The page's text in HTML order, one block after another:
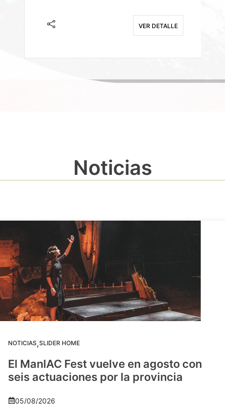
VER DETALLE
Noticias
NOTICIAS,SLIDER HOME
El ManIAC Fest vuelve en agosto con
seis actuaciones por la provincia
05/08/2026